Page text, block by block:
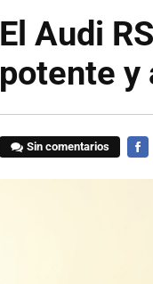
El Audi
potente y
Sin comentarios